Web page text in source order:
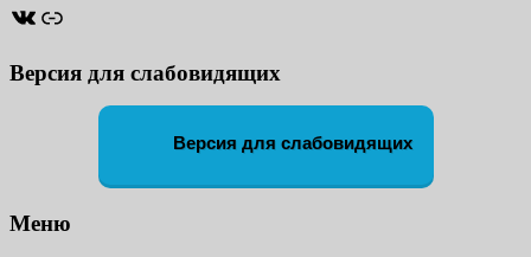
ВКонтакте
Ссылка
Версия для слабовидящих
Версия для слабовидящих
Меню